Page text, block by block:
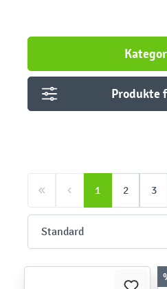
Produkte
1 2 3